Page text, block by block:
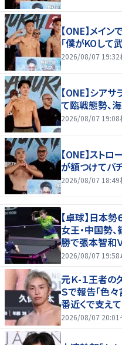
【ONE】メイ
「僕がKOして
2026/08/07 19:32
【ONE】シア
て臨戦態勢、
2026/08/07 19:08
【ONE】スト
が額つけてバ
2026/08/07 18:49
【卓球】日本
女王・中国勢
勝で張本智和
2026/08/07 19:58
元Ｋ-１王者の
Ｓで報告「色
番近くで支え
家庭を築いて
2026/08/07 20:01